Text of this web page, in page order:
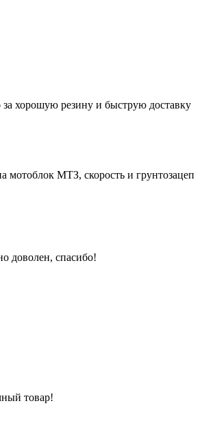
хорошую резину и быструю доставку
МТЗ, скорость и грунтозацеп
доволен, спасибо!
товар!